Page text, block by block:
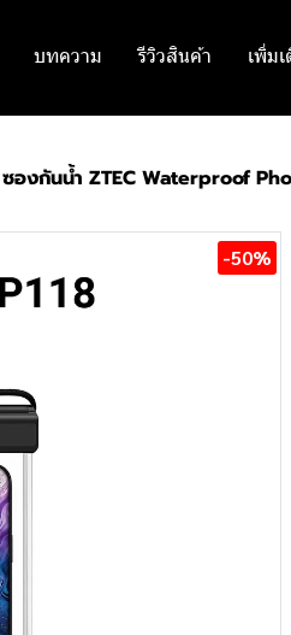
บทความ รีวิวสินค้า เพิ่ม
ซองกันน้ำ ZTEC Waterproof
-50%